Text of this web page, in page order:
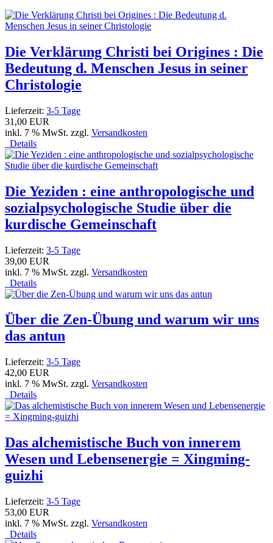
Die Verklärung Christi bei Origines : Die
Bedeutung d. Menschen Jesus in seiner
Christologie
Lieferzeit: 3-5 Tage
31,00 EUR
inkl. 7 % MwSt. zzgl. Versandkosten
Details
Die Yeziden : eine anthropologische und
sozialpsychologische Studie über die
kurdische Gemeinschaft
Lieferzeit: 3-5 Tage
39,00 EUR
inkl. 7 % MwSt. zzgl. Versandkosten
Details
Über die Zen-Übung und warum wir uns
das antun
Lieferzeit: 3-5 Tage
42,00 EUR
inkl. 7 % MwSt. zzgl. Versandkosten
Details
Das alchemistische Buch von innerem
Wesen und Lebensenergie = Xingming-
guizhi
Lieferzeit: 3-5 Tage
53,00 EUR
inkl. 7 % MwSt. zzgl. Versandkosten
Details